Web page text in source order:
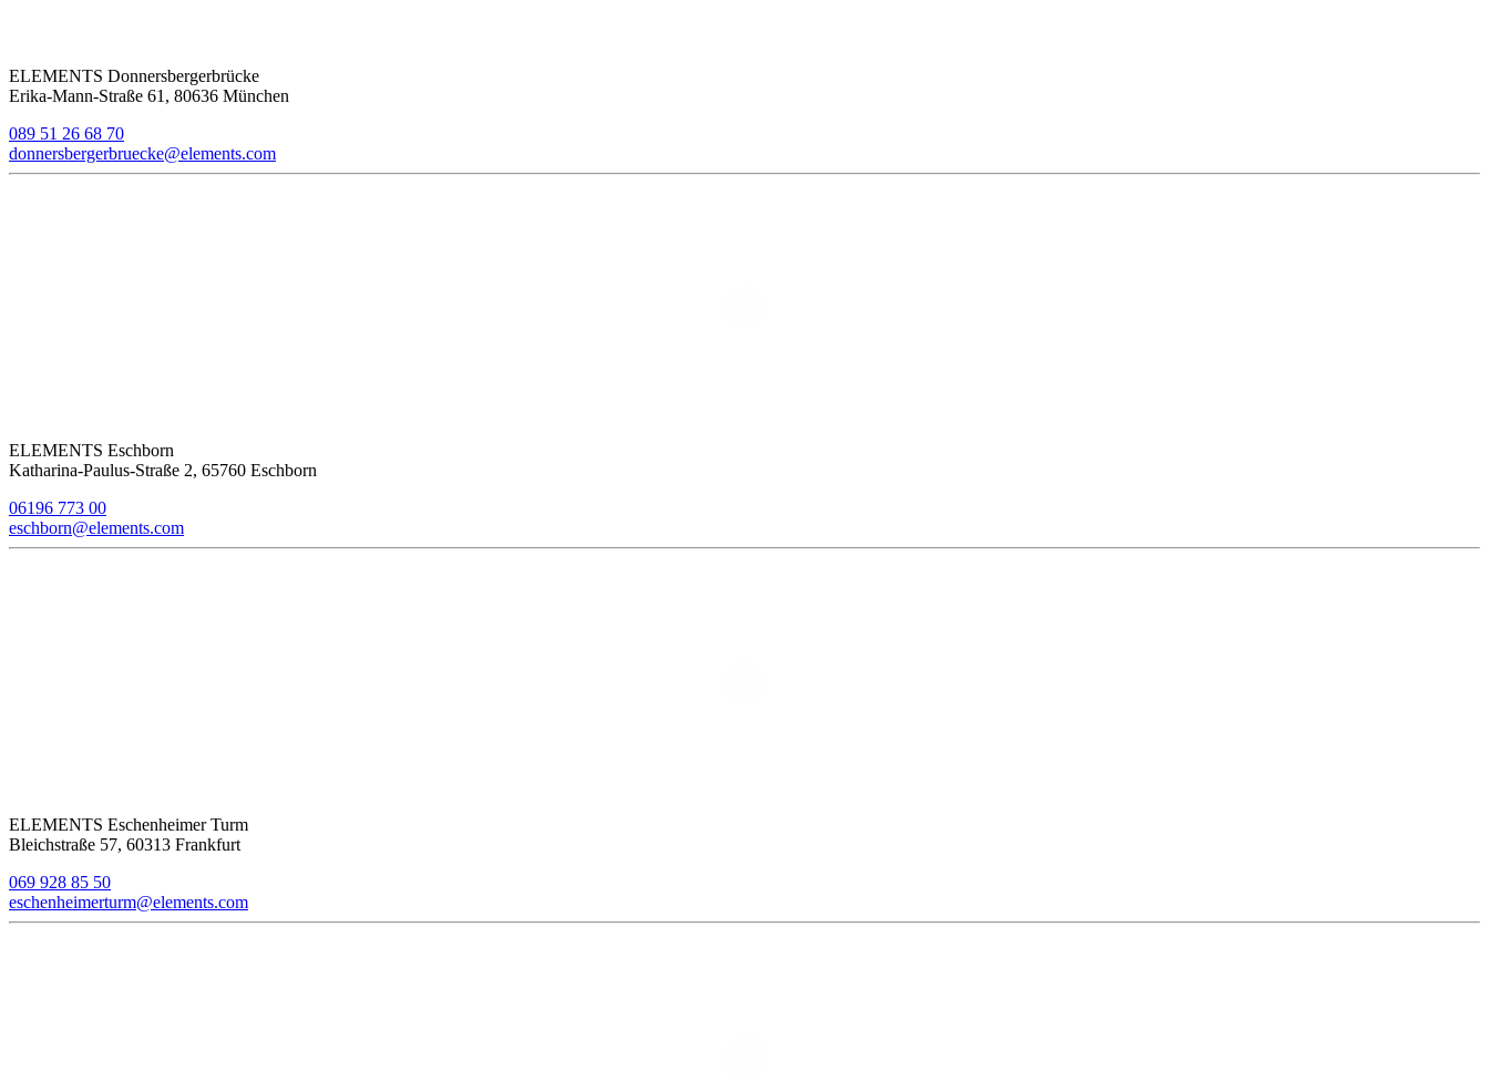
ELEMENTS Donnersbergerbrücke
Erika-Mann-Straße 61, 80636 München
089 51 26 68 70
donnersbergerbruecke@elements.com
ELEMENTS Eschborn
Katharina-Paulus-Straße 2, 65760 Eschborn
06196 773 00
eschborn@elements.com
ELEMENTS Eschenheimer Turm
Bleichstraße 57, 60313 Frankfurt
069 928 85 50
eschenheimerturm@elements.com